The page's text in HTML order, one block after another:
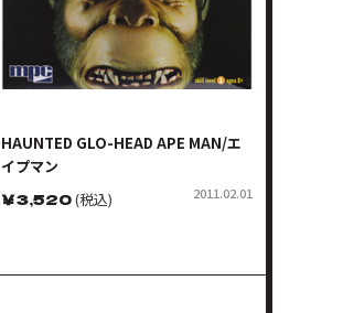
HAUNTED GLO-HEAD APE MAN/エ
イプマン
￥3,520(税込) 2011.02.01